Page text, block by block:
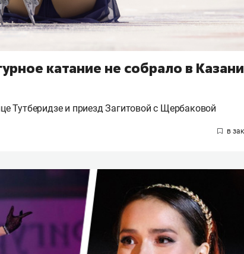
катание не собрало в Казани
Тутберидзе и приезд Загитовой с Щербаковой